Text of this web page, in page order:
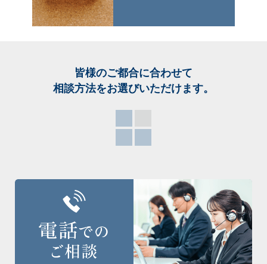
皆様のご都合に合わせて
相談方法をお選びいただけます。